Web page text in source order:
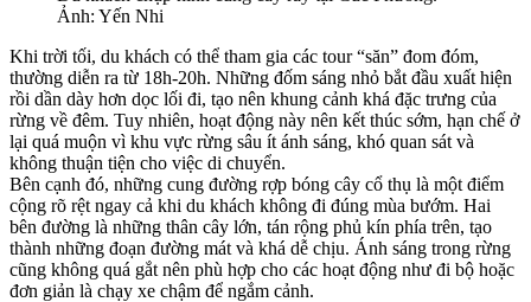
Ảnh: Yến Nhi
Khi trời tối, du khách có thể tham gia các tour “săn” đom đóm,
thường diễn ra từ 18h-20h. Những đốm sáng nhỏ bắt đầu xuất hiện
rồi dần dày hơn dọc lối đi, tạo nên khung cảnh khá đặc trưng của
rừng về đêm. Tuy nhiên, hoạt động này nên kết thúc sớm, hạn chế ở
lại quá muộn vì khu vực rừng sâu ít ánh sáng, khó quan sát và
không thuận tiện cho việc di chuyển.
Bên cạnh đó, những cung đường rợp bóng cây cổ thụ là một điểm
cộng rõ rệt ngay cả khi du khách không đi đúng mùa bướm. Hai
bên đường là những thân cây lớn, tán rộng phủ kín phía trên, tạo
thành những đoạn đường mát và khá dễ chịu. Ánh sáng trong rừng
cũng không quá gắt nên phù hợp cho các hoạt động như đi bộ hoặc
đơn giản là chạy xe chậm để ngắm cảnh.